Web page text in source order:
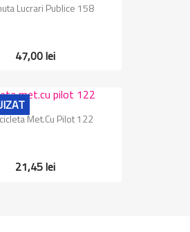
Lucrari Publice 158
47,00 lei
Met.cu Pilot 122
21,45 lei